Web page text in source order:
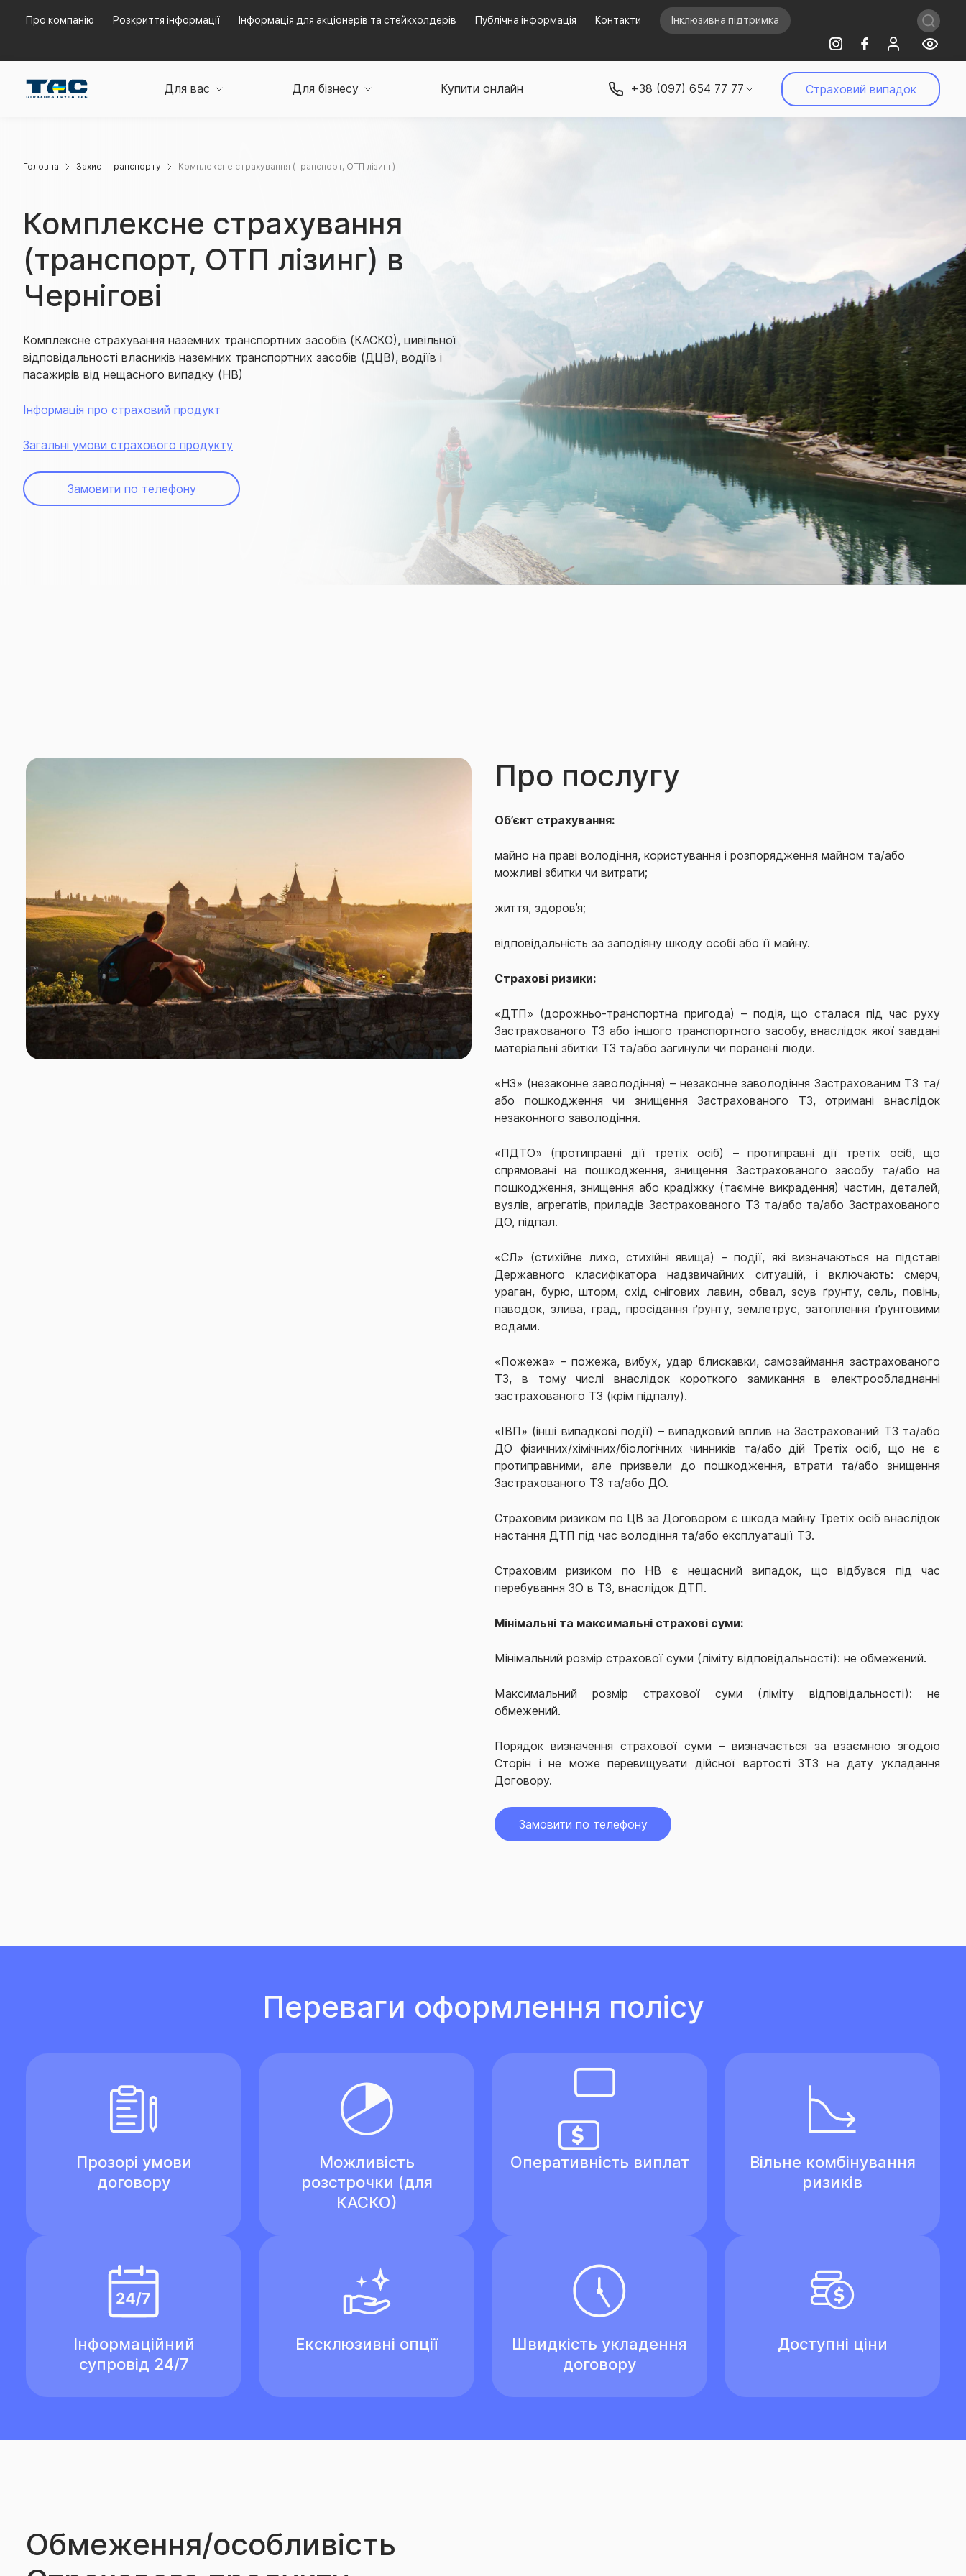
Про компанію Розкриття інформації Інформація для акціонерів та стейкхолдерів Публічна інформація Контакти Інклюзивна підтримка
Для вас Для бізнесу Купити онлайн +38 (097) 654 77 77 Страховий випадок
Головна Захист транспорту Комплексне страхування (транспорт, ОТП лізинг)
Комплексне страхування
(транспорт, ОТП лізинг) в
Чернігові
Комплексне страхування наземних транспортних засобів (КАСКО), цивільної
відповідальності власників наземних транспортних засобів (ДЦВ), водіїв і
пасажирів від нещасного випадку (НВ)
Інформація про страховий продукт
Загальні умови страхового продукту
Замовити по телефону
Про послугу
Об’єкт страхування:
майно на праві володіння, користування і розпорядження майном та/або
можливі збитки чи витрати;
життя, здоров’я;
відповідальність за заподіяну шкоду особі або її майну.
Страхові ризики:
«ДТП» (дорожньо-транспортна пригода) – подія, що сталася під час руху
Застрахованого ТЗ або іншого транспортного засобу, внаслідок якої завдані
матеріальні збитки ТЗ та/або загинули чи поранені люди.
«НЗ» (незаконне заволодіння) – незаконне заволодіння Застрахованим ТЗ та/
або пошкодження чи знищення Застрахованого ТЗ, отримані внаслідок
незаконного заволодіння.
«ПДТО» (протиправні дії третіх осіб) – протиправні дії третіх осіб, що
спрямовані на пошкодження, знищення Застрахованого засобу та/або на
пошкодження, знищення або крадіжку (таємне викрадення) частин, деталей,
вузлів, агрегатів, приладів Застрахованого ТЗ та/або та/або Застрахованого
ДО, підпал.
«СЛ» (стихійне лихо, стихійні явища) – події, які визначаються на підставі
Державного класифікатора надзвичайних ситуацій, і включають: смерч,
ураган, бурю, шторм, схід снігових лавин, обвал, зсув ґрунту, сель, повінь,
паводок, злива, град, просідання ґрунту, землетрус, затоплення ґрунтовими
водами.
«Пожежа» – пожежа, вибух, удар блискавки, самозаймання застрахованого
ТЗ, в тому числі внаслідок короткого замикання в електрообладнанні
застрахованого ТЗ (крім підпалу).
«ІВП» (інші випадкові події) – випадковий вплив на Застрахований ТЗ та/або
ДО фізичних/хімічних/біологічних чинників та/або дій Третіх осіб, що не є
протиправними, але призвели до пошкодження, втрати та/або знищення
Застрахованого ТЗ та/або ДО.
Страховим ризиком по ЦВ за Договором є шкода майну Третіх осіб внаслідок
настання ДТП під час володіння та/або експлуатації ТЗ.
Страховим ризиком по НВ є нещасний випадок, що відбувся під час
перебування ЗО в ТЗ, внаслідок ДТП.
Мінімальні та максимальні страхові суми:
Мінімальний розмір страхової суми (ліміту відповідальності): не обмежений.
Максимальний розмір страхової суми (ліміту відповідальності): не
обмежений.
Порядок визначення страхової суми – визначається за взаємною згодою
Сторін і не може перевищувати дійсної вартості ЗТЗ на дату укладання
Договору.
Замовити по телефону
Переваги оформлення полісу
Прозорі умови
договору
Можливість
розстрочки (для
КАСКО)
Оперативність виплат
Вільне комбінування
ризиків
Інформаційний
супровід 24/7
Ексклюзивні опції
Швидкість укладення
договору
Доступні ціни
Обмеження/особливість